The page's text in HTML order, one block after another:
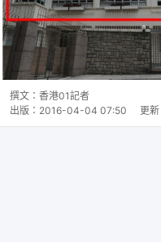
撰文： 香港01記者
出版： 2016-04-04 07:50 更新